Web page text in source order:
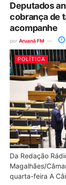
Deputados
cobrança de
acompanhe
por Aruanã FM
POLÍTICA
Da Redação
Magalhães/
quarta-feira A